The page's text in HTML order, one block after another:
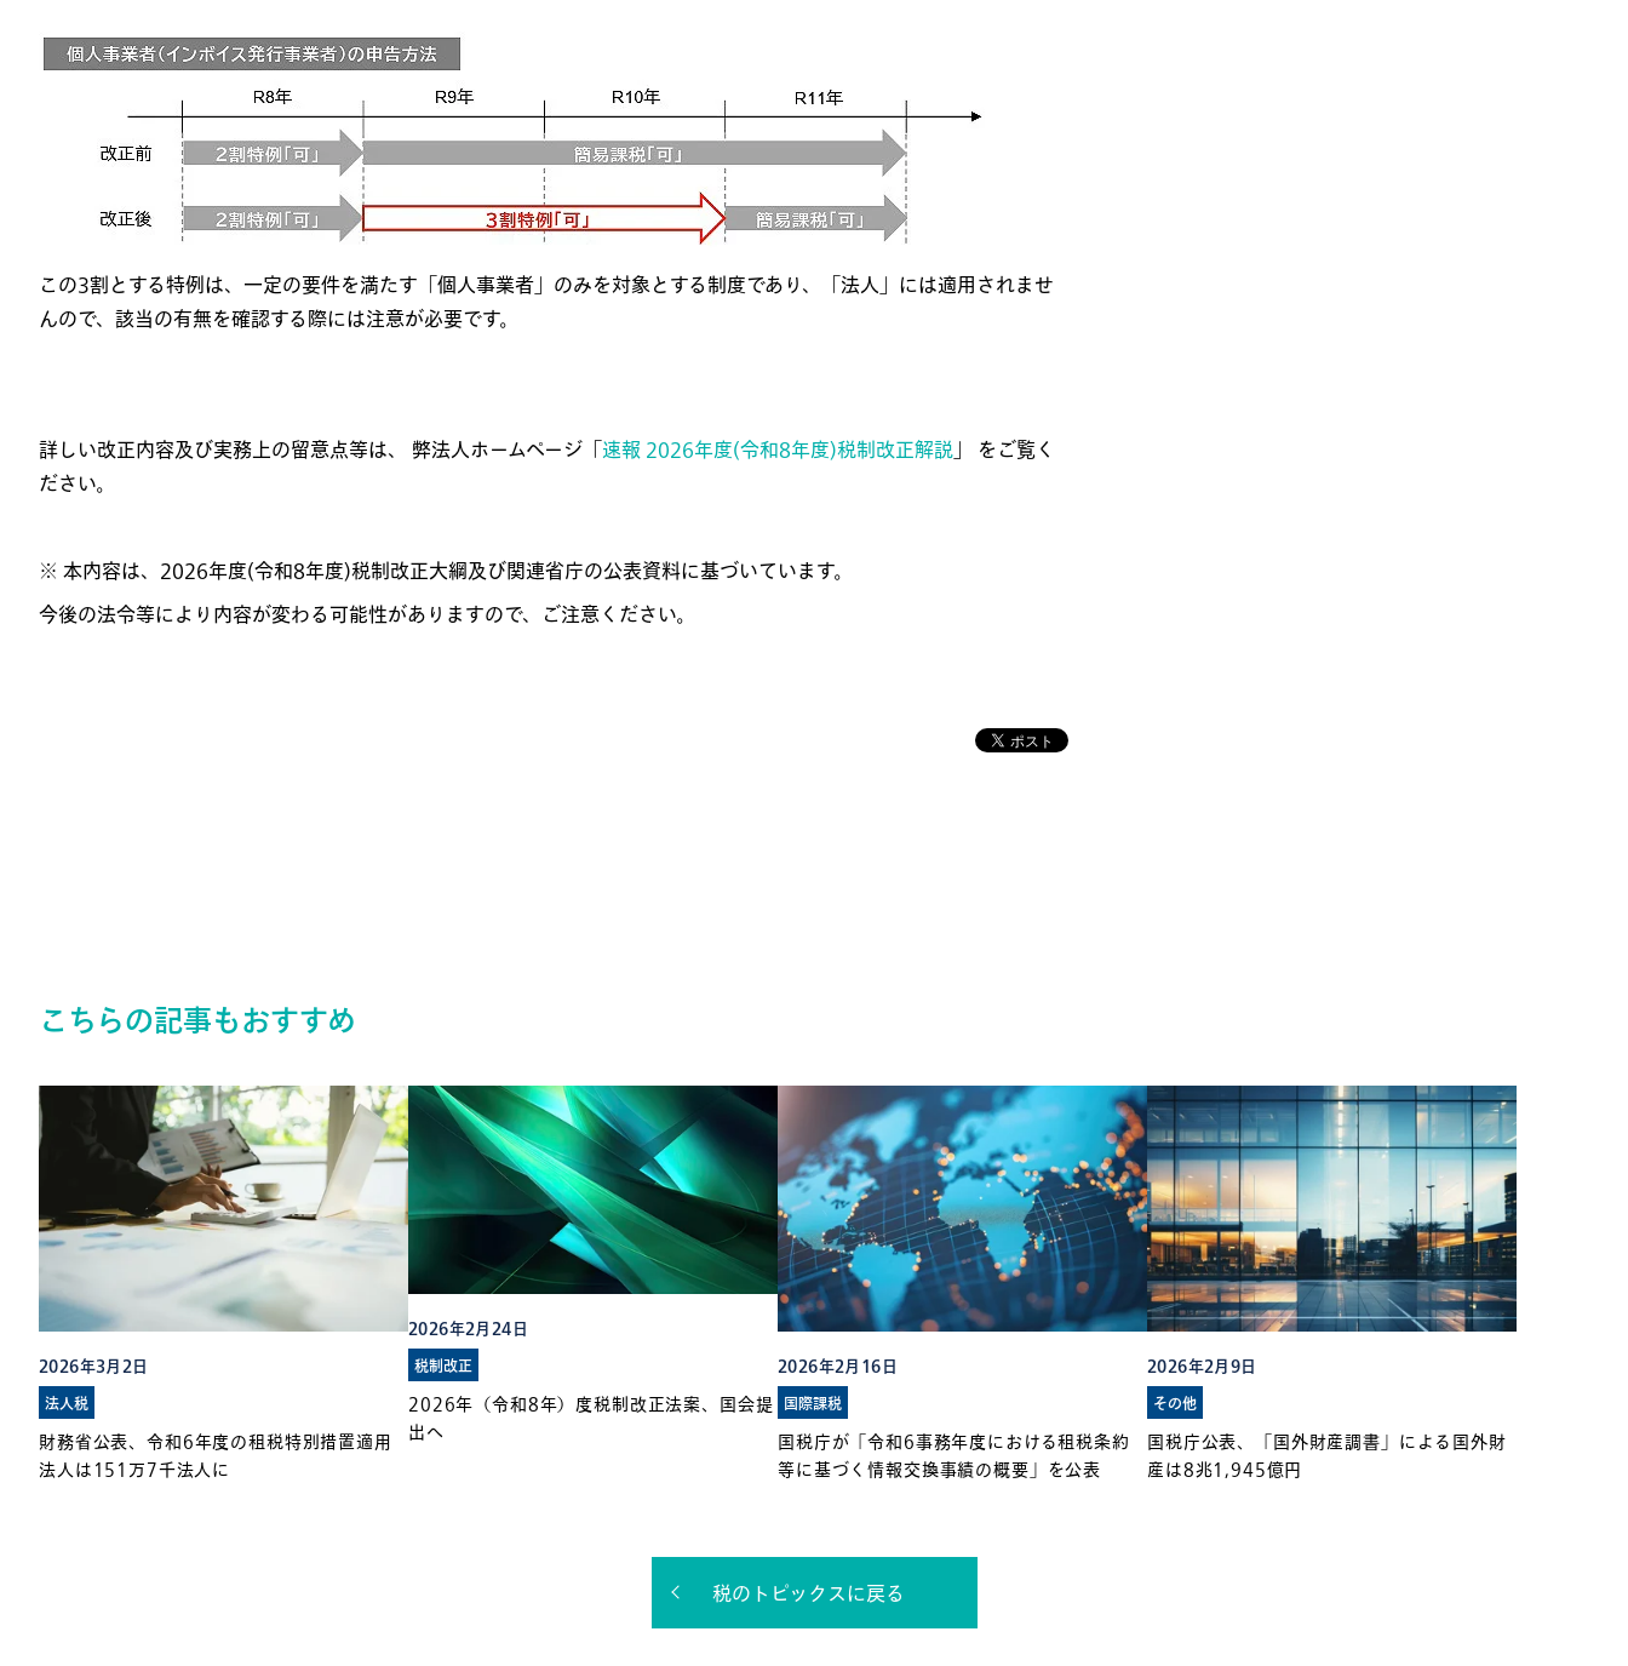
この3割とする特例は、一定の要件を満たす「個人事業者」のみを対象とする制度であり、「法人」には適用されませ
んので、該当の有無を確認する際には注意が必要です。
詳しい改正内容及び実務上の留意点等は、 弊法人ホームページ「 速報 2026年度(令和8年度)税制改正解説 」 をご覧く
ださい。
※ 本内容は、 2026年度(令和8年度)税制改正大綱及び関連省庁の公表資料に基づいています。
今後の法令等により内容が変わる可能性がありますので、ご注意ください。
こちらの記事もおすすめ
2026年3月2日
法人税
財務省公表、令和6年度の租税特別措置適用
法人は151万7千法人に
2026年2月24日
税制改正
2026年（令和8年）度税制改正法案、国会提
出へ
2026年2月16日
国際課税
国税庁が「令和6事務年度における租税条約
等に基づく情報交換事績の概要」を公表
2026年2月9日
その他
国税庁公表、「国外財産調書」による国外財
産は8兆1,945億円
税のトピックスに戻る